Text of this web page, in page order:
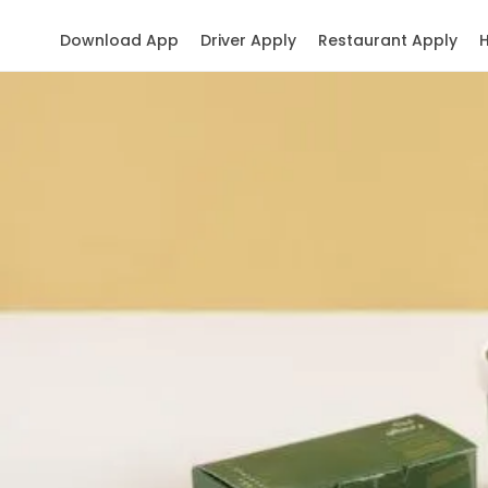
Restaurant Apply
Driver Apply
Download App